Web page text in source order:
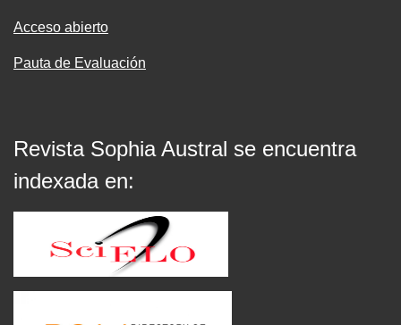
Acceso abierto
Pauta de Evaluación
Revista Sophia Austral se encuentra
indexada en: